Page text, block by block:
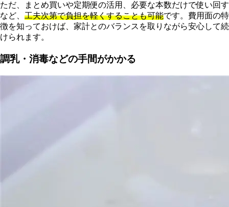
ただ、まとめ買いや定期便の活用、必要な本数だけで使い回す
など、 工夫次第で負担を軽くすることも可能です。費用面の特
徴を知っておけば、家計とのバランスを取りながら安心して続
けられます。
調乳・消毒などの手間がかかる